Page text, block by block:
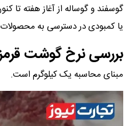
گوسفند و گوساله از آغاز هفته
یا کمبودی در دسترسی به
بررسی نرخ گوشت
مبنای محاسبه یک کیلوگرم است.